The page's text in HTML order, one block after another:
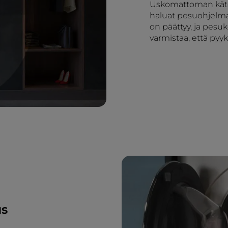
Uskomattoman
haluat
on päättyy, ja
varmistaa, että